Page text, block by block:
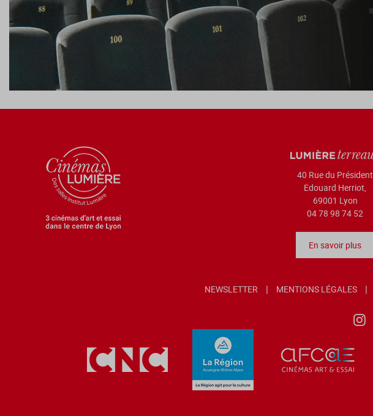
40 Rue du Président
Edouard Herriot,
69001 Lyon
04 78 98 74 52
En savoir plus
NEWSLETTER MENTIONS LÉGALES